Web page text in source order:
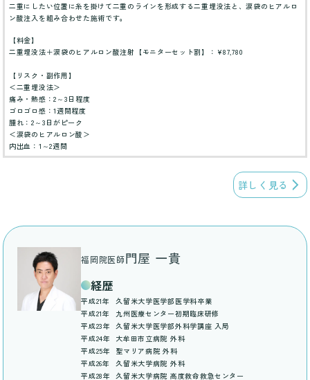
二重にしたい位置に糸を掛けて二重のラインを形成する二重埋没法と、涙袋のヒアルロ
ン酸注入を組み合わせた施術です。
【料金】
二重埋没法＋涙袋のヒアルロン酸注射【モニターセット割】：¥87,780
【リスク・副作用】
＜二重埋没法＞
痛み・熱感：2～3日程度
ゴロゴロ感：1週間程度
腫れ：2～3日がピーク
＜涙袋のヒアルロン酸＞
内出血：1～2週間
詳しく見る
福岡院医師門屋 一貴
経歴
平成21年
久留米大学医学部医学科卒業
平成21年
九州医療センター初期臨床研修
平成23年
久留米大学医学部外科学講座 入局
平成24年
大牟田市立病院 外科
平成25年
聖マリア病院 外科
平成26年
久留米大学病院 外科
平成28年
久留米大学病院 高度救命救急センター